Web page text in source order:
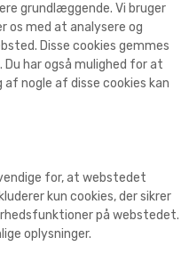
grundlæggende. Vi bruger
os med at analysere og
Disse cookies gemmes
har også mulighed for at
nogle af disse cookies kan
for, at webstedet
kun cookies, der sikrer
på webstedet.
oplysninger.